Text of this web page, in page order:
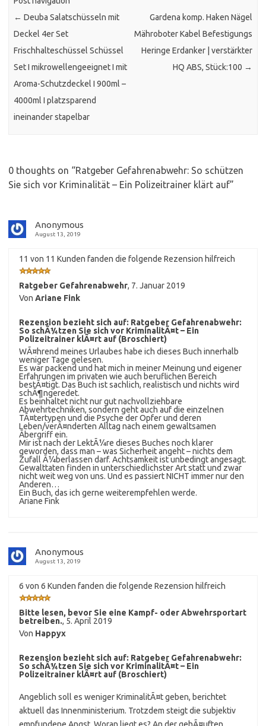
← Deuba Salatschüsseln mit
Deckel 4er Set
Frischhalteschüssel Schüssel
Set I mikrowellengeeignet I mit
Aroma-Schutzdeckel I 900ml –
4000ml I platzsparend
ineinander stapelbar
Gardena komp. Haken Nägel
Mähroboter Kabel Befestigungs
Heringe Erdanker | verstärkter
HQ ABS, Stück:100 →
0 thoughts on “Ratgeber Gefahrenabwehr: So schützen
Sie sich vor Kriminalität – Ein Polizeitrainer klärt auf”
Anonymous
August 13, 2019
11 von 11 Kunden fanden die folgende Rezension hilfreich
Ratgeber Gefahrenabwehr, 7. Januar 2019
Von Ariane Fink
Rezension bezieht sich auf: Ratgeber Gefahrenabwehr:
So schÃ¼tzen Sie sich vor KriminalitÃ¤t – Ein
Polizeitrainer klÃ¤rt auf (Broschiert)
WÃ¤hrend meines Urlaubes habe ich dieses Buch innerhalb
weniger Tage gelesen.
Es war packend und hat mich in meiner Meinung und eigener
Erfahrungen im privaten wie auch beruflichen Bereich
bestÃ¤tigt. Das Buch ist sachlich, realistisch und nichts wird
schÃ¶ngeredet.
Es beinhaltet nicht nur gut nachvollziehbare
Abwehrtechniken, sondern geht auch auf die einzelnen
TÃ¤tertypen und die Psyche der Opfer und deren
Leben/verÃ¤nderten Alltag nach einem gewaltsamen
Ãbergriff ein.
Mir ist nach der LektÃ¼re dieses Buches noch klarer
geworden, dass man – was Sicherheit angeht – nichts dem
Zufall Ã¼berlassen darf. Achtsamkeit ist unbedingt angesagt.
Gewalttaten finden in unterschiedlichster Art statt und zwar
nicht weit weg von uns. Und es passiert NICHT immer nur den
Anderen…
Ein Buch, das ich gerne weiterempfehlen werde.
Ariane Fink
Anonymous
August 13, 2019
6 von 6 Kunden fanden die folgende Rezension hilfreich
Bitte lesen, bevor Sie eine Kampf- oder Abwehrsportart
betreiben., 5. April 2019
Von Happyx
Rezension bezieht sich auf: Ratgeber Gefahrenabwehr:
So schÃ¼tzen Sie sich vor KriminalitÃ¤t – Ein
Polizeitrainer klÃ¤rt auf (Broschiert)
Angeblich soll es weniger KriminalitÃ¤t geben, berichtet
aktuell das Innenministerium. Trotzdem steigt die subjektiv